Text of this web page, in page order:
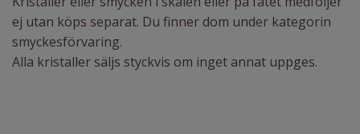
ej utan köps separat. Du finner dom under kategorin
smyckesförvaring.
Alla kristaller säljs styckvis om inget annat uppges.